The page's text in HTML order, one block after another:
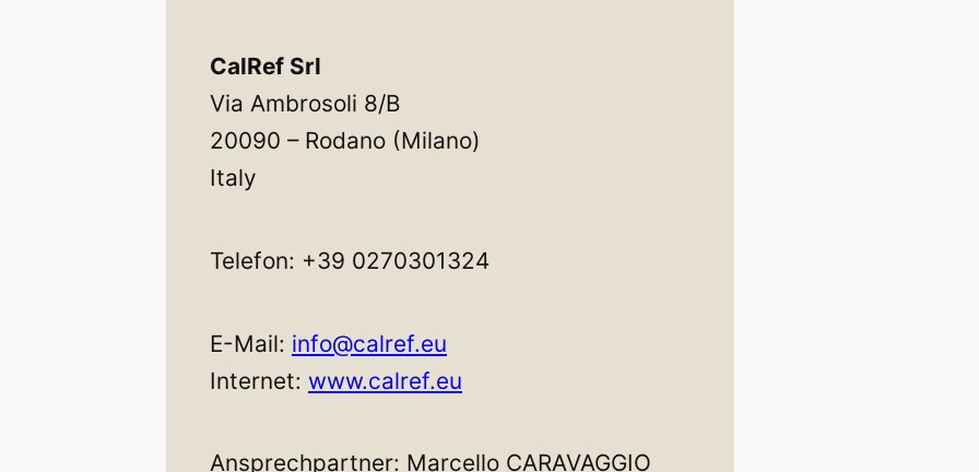
CalRef Srl
Via Ambrosoli 8/B
20090 – Rodano (Milano)
Italy
Telefon: +39 0270301324
E-Mail: info@calref.eu
Internet: www.calref.eu
Ansprechpartner: Marcello CARAVAGGIO